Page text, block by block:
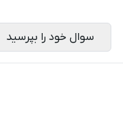
سوال خود را بپرسید